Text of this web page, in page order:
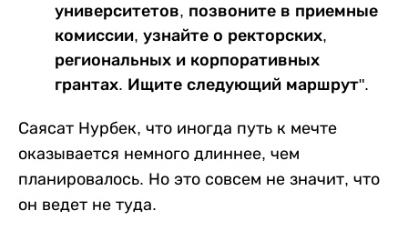
университетов, позвоните в приемные
комиссии, узнайте о ректорских,
региональных и корпоративных
грантах. Ищите следующий маршрут".
Саясат Нурбек, что иногда путь к мечте
оказывается немного длиннее, чем
планировалось. Но это совсем не значит, что
он ведет не туда.